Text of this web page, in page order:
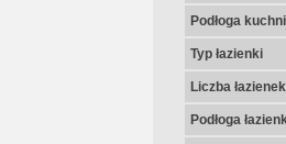
Podłoga kuchni
Typ łazienki
Liczba łazienek
Podłoga